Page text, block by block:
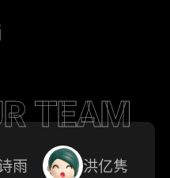
TEAM
雨 洪亿隽